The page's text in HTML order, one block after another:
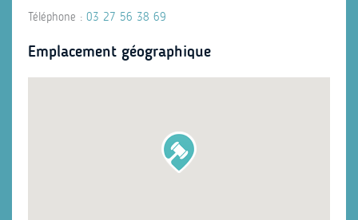
Téléphone : 03 27 56 38 69
Emplacement géographique